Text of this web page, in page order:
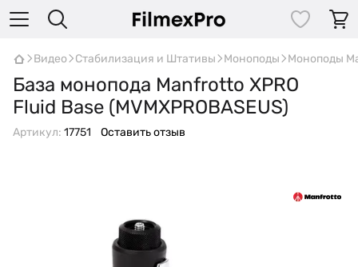
Видео Стабилизация и Штативы Моноподы Моноподы
База монопода Manfrotto XPRO
Fluid Base (MVMXPROBASEUS)
Артикул: 17751 Оставить отзыв